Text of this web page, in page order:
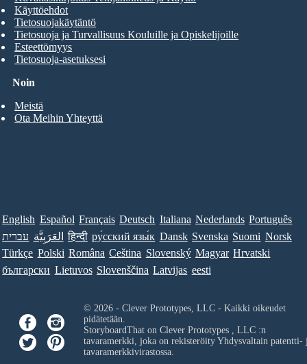
Noin
Meistä
Ota Meihin Yhteyttä
Käyttöehdot
Tietosuojakäytäntö
Tietosuoja ja Turvallisuus Kouluille ja Opiskelijoille
Esteettömyys
Tietosuoja-asetuksesi
English Español Français Deutsch Italiana Nederlands Português
עברית العَرَبِيَّة हिन्दी ру́сский язы́к Dansk Svenska Suomi Norsk
Türkçe Polski Româna Ceština Slovenský Magyar Hrvatski
български Lietuvos Slovenščina Latvijas eesti
© 2026 - Clever Prototypes, LLC - Kaikki oikeudet
pidätetään.
StoryboardThat on Clever Prototypes , LLC:n
tavaramerkki, joka on rekisteröity Yhdysvaltain patentti-
tavaramerkkivirastossa.